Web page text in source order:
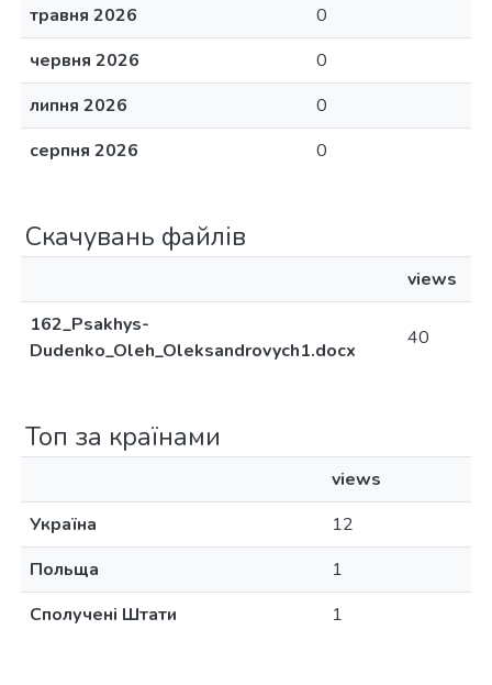
травня 2026
0
червня 2026
0
липня 2026
0
серпня 2026
0
Скачувань файлів
views
162_Psakhys-
Dudenko_Oleh_Oleksandrovych1.docx
40
Топ за країнами
views
Україна
12
Польща
1
Сполучені Штати
1